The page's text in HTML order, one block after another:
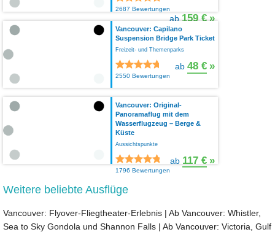
2687 Bewertungen
ab159 € »
Vancouver: Capilano
Suspension Bridge Park Ticket
Freizeit- und Themenparks
2550 Bewertungen
ab 48 € »
Vancouver: Original-
Panoramaflug mit dem
Wasserflugzeug – Berge &
Küste
Aussichtspunkte
1796 Bewertungen
ab 117 € »
Weitere beliebte Ausflüge
Vancouver: Flyover-Fliegtheater-Erlebnis | Ab Vancouver: Whistler,
Sea to Sky Gondola und Shannon Falls | Ab Vancouver: Victoria, Gulf